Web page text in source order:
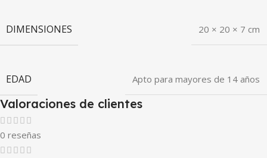
DIMENSIONES 20 × 20 × 7 cm
EDAD Apto para mayores de 14 años
Valoraciones de clientes
0 reseñas